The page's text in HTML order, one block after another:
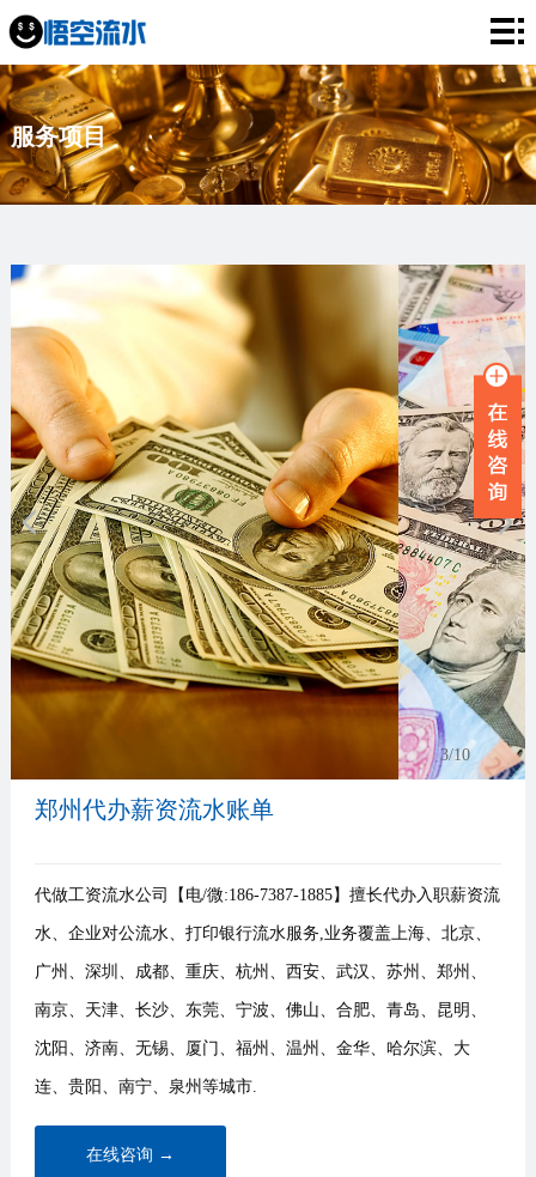
网
站
首
页
银
行
流
工
资
薪
水
项
目
闻
资
讯
品
牌
故
事
联
系
我
们
服务项目
3/10
郑州代办薪资流水账单
代做工资流水公司【电/微:186-7387-1885】擅长代办入职薪资流
水、企业对公流水、打印银行流水服务,业务覆盖上海、北京、
广州、深圳、成都、重庆、杭州、西安、武汉、苏州、郑州、
南京、天津、长沙、东莞、宁波、佛山、合肥、青岛、昆明、
沈阳、济南、无锡、厦门、福州、温州、金华、哈尔滨、大
连、贵阳、南宁、泉州等城市.
在线咨询 →